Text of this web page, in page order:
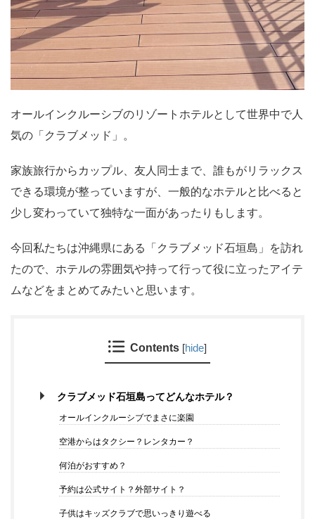
オールインクルーシブのリゾートホテルとして世界中で人
気の「クラブメッド」。
家族旅行からカップル、友人同士まで、誰もがリラックス
できる環境が整っていますが、一般的なホテルと比べると
少し変わっていて独特な一面があったりもします。
今回私たちは沖縄県にある「クラブメッド石垣島」を訪れ
たので、ホテルの雰囲気や持って行って役に立ったアイテ
ムなどをまとめてみたいと思います。
Contents [hide]
クラブメッド石垣島ってどんなホテル？
オールインクルーシブでまさに楽園
空港からはタクシー？レンタカー？
何泊がおすすめ？
予約は公式サイト？外部サイト？
子供はキッズクラブで思いっきり遊べる